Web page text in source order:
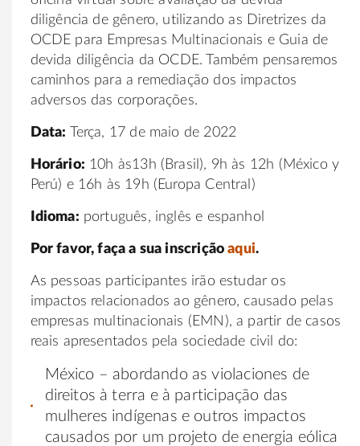
diligência de gênero, utilizando as Diretrizes da
OCDE para Empresas Multinacionais e Guia de
devida diligência da OCDE. Também pensaremos
caminhos para a remediação dos impactos
adversos das corporações.
Data: Terça, 17 de maio de 2022
Horário: 10h às13h (Brasil), 9h às 12h (México y
Perú) e 16h às 19h (Europa Central)
Idioma: português, inglês e espanhol
Por favor, faça a sua inscriçãoaqui.
As pessoas participantes irão estudar os
impactos relacionados ao gênero, causado pelas
empresas multinacionais (EMN), a partir de casos
reais apresentados pela sociedade civil do:
México – abordando as violaciones de
direitos à terra e à participação das
mulheres indígenas e outros impactos
causados por um projeto de energia eólica